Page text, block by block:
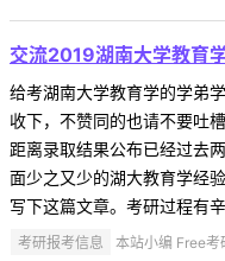
交流2019湖南大学教育
给考湖南大学教育学的学弟
收下，不赞同的也请不要吐
距离录取结果公布已经过去
面少之又少的湖大教育学经
写下这篇文章。考研过程有
考研报考信息 本站小编 Free